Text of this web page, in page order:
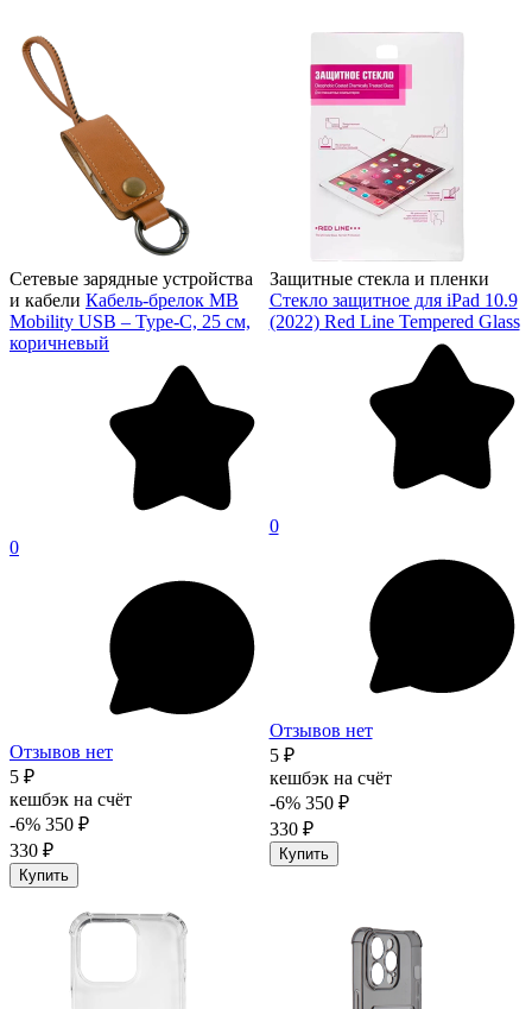
Сетевые зарядные устройства
и кабели Кабель-брелок MB
Mobility USB – Type-C, 25 см,
коричневый
0
Отзывов нет
5 ₽
кешбэк на счёт
-6% 350 ₽
330 ₽
Купить
Защитные стекла и пленки
Стекло защитное для iPad 10.9
(2022) Red Line Tempered Glass
0
Отзывов нет
5 ₽
кешбэк на счёт
-6% 350 ₽
330 ₽
Купить